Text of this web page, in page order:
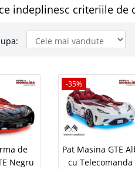
indeplinesc criteriile de
Pat in
pentru
Pat masina
Pret import
copil isi
schimba
de
Negru
-35%
Pat Masina GTE
cu Telecomanda